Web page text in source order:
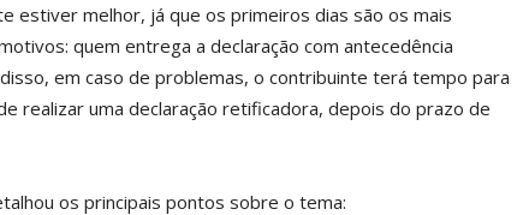
estiver melhor, já que os primeiros dias são os mais
quem entrega a declaração com antecedência
em caso de problemas, o contribuinte terá tempo para
realizar uma declaração retificadora, depois do prazo de
os principais pontos sobre o tema: